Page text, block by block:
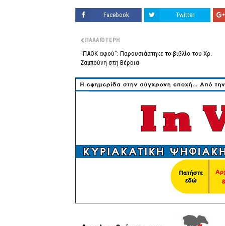
Facebook Twitter
ΠΑΛΑΙΌΤΕΡΗ
"ΠΑΟΚ αφού": Παρουσιάστηκε το βιβλίο του Χρ.
Ζαμπούνη στη Βέροια